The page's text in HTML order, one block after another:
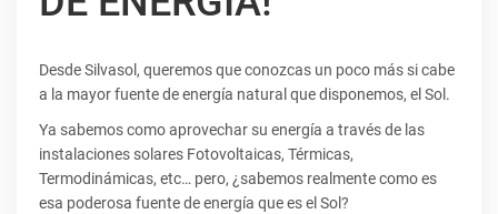
Desde Silvasol, queremos que conozcas un poco más si cabe
a la mayor fuente de energía natural que disponemos, el Sol.
Ya sabemos como aprovechar su energía a través de las
instalaciones solares Fotovoltaicas, Térmicas,
Termodinámicas, etc… pero, ¿sabemos realmente como es
esa poderosa fuente de energía que es el Sol?